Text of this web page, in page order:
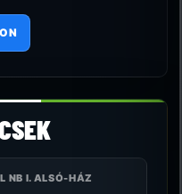
NB I. ALSÓ-HÁZ